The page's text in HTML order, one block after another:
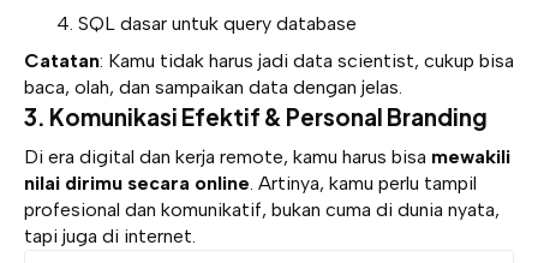
SQL dasar untuk query database
Catatan: Kamu tidak harus jadi data scientist, cukup bisa
baca, olah, dan sampaikan data dengan jelas.
3. Komunikasi Efektif & Personal Branding
Di era digital dan kerja remote, kamu harus bisa mewakili
nilai dirimu secara online. Artinya, kamu perlu tampil
profesional dan komunikatif, bukan cuma di dunia nyata,
tapi juga di internet.